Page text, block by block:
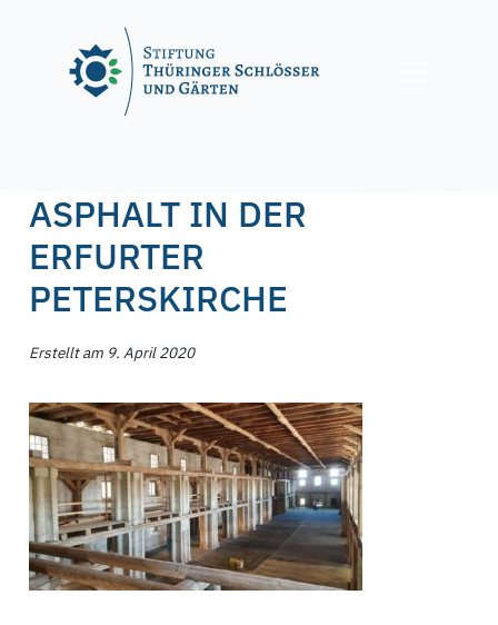
ASPHALT IN DER
ERFURTER
PETERSKIRCHE
Erstellt am 9. April 2020